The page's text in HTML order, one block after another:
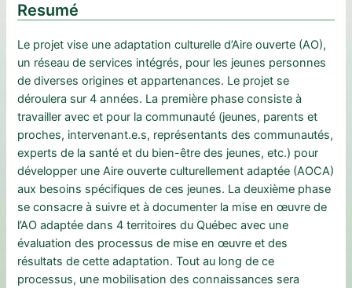
Resumé
Le projet vise une adaptation culturelle d’Aire ouverte (AO),
un réseau de services intégrés, pour les jeunes personnes
de diverses origines et appartenances. Le projet se
déroulera sur 4 années. La première phase consiste à
travailler avec et pour la communauté (jeunes, parents et
proches, intervenant.e.s, représentants des communautés,
experts de la santé et du bien-être des jeunes, etc.) pour
développer une Aire ouverte culturellement adaptée (AOCA)
aux besoins spécifiques de ces jeunes. La deuxième phase
se consacre à suivre et à documenter la mise en œuvre de
l’AO adaptée dans 4 territoires du Québec avec une
évaluation des processus de mise en œuvre et des
résultats de cette adaptation. Tout au long de ce
processus, une mobilisation des connaissances sera